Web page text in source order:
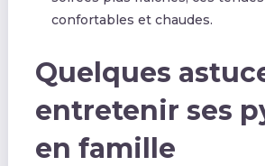
confortables et chaudes.
Quelques
entretenir ses
en famille